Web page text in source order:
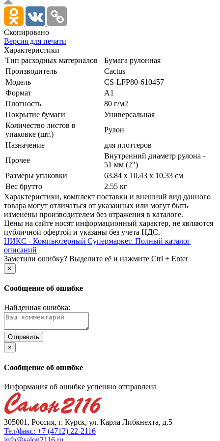
Скопировано
Версия для печати
Характеристики
Тип расходных материалов
Бумага рулонная
Производитель
Cactus
Модель
CS-LFP80-610457
Формат
A1
Плотность
80 г/­м2
Покрытие бумаги
Универсальная
Количество листов в
упаковке (шт.)
Рулон
Назначение
для плоттеров
Прочее
Внутренний диаметр рулона -
51 мм (2")
Размеры упаковки
63.84 x 10.43 x 10.33 см
Вес брутто
2.55 кг
Xарактеристики, комплект поставки и внешний вид данного
товара могут отличаться от указанных или могут быть
изменены производителем без отражения в каталоге.
Цены на сайте носят информационный характер, не являются
публичной офертой и указаны без учета НДС.
НИКС - Компьютерный Cупермаркет. Полный каталог
описаний
Заметили ошибку? Выделите её и нажмите Ctrl + Enter
×
Сообщение об ошибке
Найденная ошибка:
×
Сообщение об ошибке
Информация об ошибке успешно отправлена
305001, Россия, г. Курск, ул. Карла Либкнехта, д.5
Тел/факс: +7 (4712) 22-2116